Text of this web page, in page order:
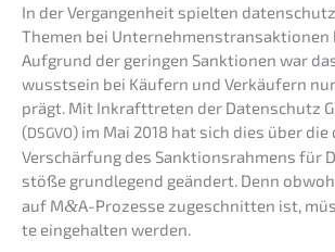
In der Vergan­gen­heit spiel­ten
Themen bei Unter­neh­mens­trans­ak­tio­nen
Aufgrund der gerin­gen Sanktio­nen war
wusst­sein bei Käufern und Verkäu­fern
prägt. Mit Inkraft­tre­ten der Daten­schutz
(DSGVO) im Mai 2018 hat sich dies über
Verschär­fung des Sankti­ons­rah­mens für
stö­ße grund­le­gend geändert. Denn
auf M&A-Prozesse zugeschnit­ten ist,
te einge­hal­ten werden.